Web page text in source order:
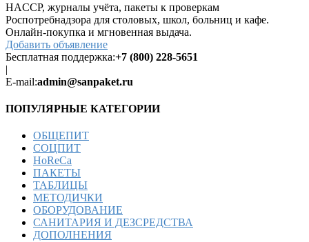
HACCP, журналы учёта, пакеты к проверкам
Роспотребнадзора для столовых, школ, больниц и кафе.
Онлайн-покупка и мгновенная выдача.
Добавить объявление
Бесплатная поддержка:+7 (800) 228-5651
|
E-mail:admin@sanpaket.ru
ПОПУЛЯРНЫЕ КАТЕГОРИИ
ОБЩЕПИТ
СОЦПИТ
HoReCa
ПАКЕТЫ
ТАБЛИЦЫ
МЕТОДИЧКИ
ОБОРУДОВАНИЕ
САНИТАРИЯ И ДЕЗСРЕДСТВА
ДОПОЛНЕНИЯ